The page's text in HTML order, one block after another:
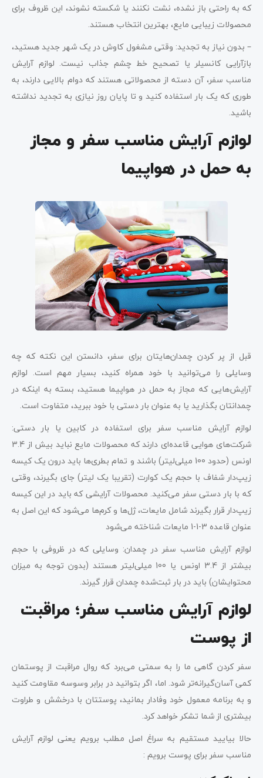
که به راحتی باز نشده، نشت نکنند یا شکسته نشوند، این ظروف برای
محصولات زیبایی مایع، بهترین انتخاب هستند.
– بدون نیاز به تجدید: وقتی مشغول کاوش در یک شهر جدید هستید،
بازآرایی کانسیلر یا تصحیح خط چشم جذاب نیست. لوازم آرایش
مناسب سفر، آن دسته از محصولاتی هستند که دوام بالایی دارند، به
طوری که یک بار استفاده کنید و تا پایان روز نیازی به تجدید نداشته
باشید.
لوازم آرایش مناسب سفر و مجاز
به حمل در هواپیما
قبل از پر کردن چمدان‌هایتان برای سفر، دانستن این نکته که چه
وسایلی را می‌توانید با خود همراه کنید، بسیار مهم است. لوازم
آرایش‌هایی که مجاز به حمل در هواپیما هستید، بسته به اینکه در
چمدانتان بگذارید یا به عنوان بار دستی با خود ببرید، متفاوت است.
لوازم آرایش مناسب سفر برای استفاده در کابین یا بار دستی:
شرکت‌های هوایی قاعده‌ای دارند که محصولات مایع نباید بیش از 3.4
اونس (حدود 100 میلی‌لیتر) باشند و تمام بطری‌ها باید درون یک کیسه
زیپ‌دار شفاف با حجم یک کوارت (تقریبا یک لیتر) جای بگیرند، وقتی
که با بار دستی سفر می‌کنید. محصولات آرایشی که باید در این کیسه
زیپ‌دار قرار بگیرند شامل مایعات، ژل‌ها و کرم‌ها می‌شود که این اصل به
عنوان قاعده 3-1-1 مایعات شناخته می‌شود
لوازم آرایش مناسب سفر در چمدان: وسایلی که در ظروفی با حجم
بیشتر از 3.4 اونس یا 100 میلی‌لیتر هستند (بدون توجه به میزان
محتوایشان) باید در بار ثبت‌شده چمدان قرار گیرند.
لوازم آرایش مناسب سفر؛ مراقبت
از پوست
سفر کردن گاهی ما را به سمتی می‌برد که روال مراقبت از پوستمان
کمی آسان‌گیرانه‌تر شود. اما، اگر بتوانید در برابر وسوسه مقاومت کنید
و به برنامه معمول خود وفادار بمانید، پوستتان با درخشش و طراوت
بیشتری از شما تشکر خواهد کرد.
حالا بیایید مستقیم به سراغ اصل مطلب برویم یعنی لوازم آرایش
مناسب سفر برای پوست برویم :